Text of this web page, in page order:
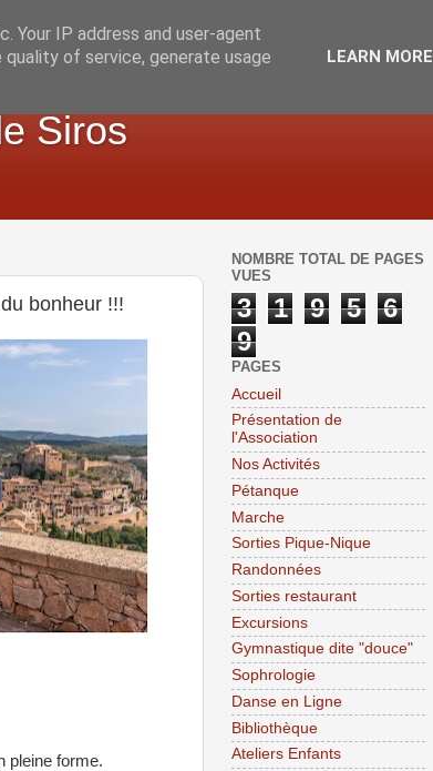
Siros
bonheur !!!
pleine forme.
NOMBRE TOTAL DE PAGES
VUES
3 1 9 5
6
9
PAGES
Accueil
Présentation de
l'Association
Nos Activités
Pétanque
Marche
Sorties Pique-Nique
Randonnées
Sorties restaurant
Excursions
Gymnastique dite "douce"
Sophrologie
Danse en Ligne
Bibliothèque
Ateliers Enfants
Your IP address and user-agent
of service, generate usage
LEARN MORE